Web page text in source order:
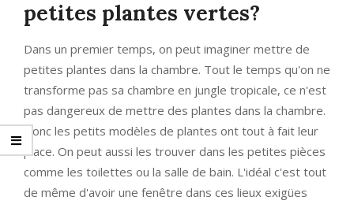
petites plantes vertes?
Dans un premier temps, on peut imaginer mettre de
petites plantes dans la chambre. Tout le temps qu'on ne
transforme pas sa chambre en jungle tropicale, ce n'est
pas dangereux de mettre des plantes dans la chambre.
Donc les petits modèles de plantes ont tout à fait leur
place. On peut aussi les trouver dans les petites pièces
comme les toilettes ou la salle de bain. L'idéal c'est tout
de même d'avoir une fenêtre dans ces lieux exigües